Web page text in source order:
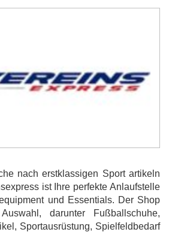
nach erstklassigen Sport artikeln
ist Ihre perfekte Anlaufstelle
und Essentials. Der Shop
darunter Fußballschuhe,
Sportausrüstung, Spielfeldbedarf